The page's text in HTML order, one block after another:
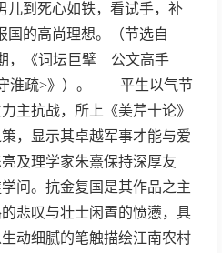
儿到死心如铁，看试手，补
国的高尚理想。（节选自
，《词坛巨擘 公文高手
淮疏>》）。 平生以气节
主抗战，所上《美芹十论》
，显示其卓越军事才能与爱
及理学家朱熹保持深厚友
问。抗金复国是其作品之主
悲叹与壮士闲置的愤懑，具
动细腻的笔触描绘江南农村